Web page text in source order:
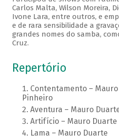
Carlos Malta, Wilson Moreira,
Ivone Lara, entre outros, e
e de rara sensibilidade a
grandes nomes do samba,
Cruz.
Repertório
Contentamento –
Pinheiro
Aventura – Mauro
Artifício – Mauro Duarte
Lama – Mauro Duarte